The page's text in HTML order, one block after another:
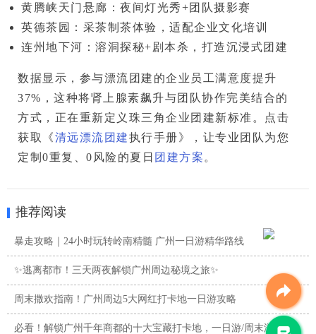
黄腾峡天门悬廊 ：夜间灯光秀+团队摄影赛
英德茶园
：采茶制茶体验，适配企业文化培训
连州地下河 ：溶洞探秘+剧本杀，打造沉浸式团建
数据显示，参与漂流团建的企业员工满意度提升
37% ，这种将肾上腺素飙升与团队协作完美结合的
方式，正在重新定义珠三角企业团建新标准。点击
获取《清远漂流团建执行手册》，让专业团队为您
定制0重复、0风险的夏日 团建方案 。
推荐阅读
暴走攻略｜24小时玩转岭南精髓 广州一日游精华路线
✨逃离都市！三天两夜解锁广州周边秘境之旅✨
周末撒欢指南！广州周边5大网红打卡地一日游攻略
必看！解锁广州千年商都的十大宝藏打卡地，一日游/周末游攻略